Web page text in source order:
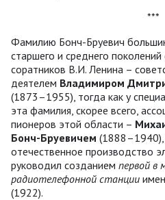
***
Фамилию Бонч-Бруевич
старшего и среднего
соратников В.И. Ленина –
деятелем Владимиром
(1873–1955), тогда как у
эта фамилия, скорее всего,
пионеров этой области –
Бонч-Бруевичем (1888–1940),
отечественное производство
руководил созданием первой в
радиотелефонной станции
(1922).